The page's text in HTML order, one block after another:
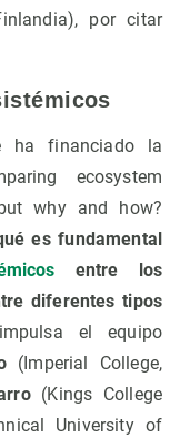
por citar
ha financiado la
ecosystem
why and how?
es fundamental
entre los
diferentes tipos
el equipo
(Imperial College,
(Kings College
University of